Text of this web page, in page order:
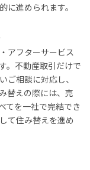
に進められます。
アフターサービス
。不動産取引だけで
ご相談に対応し、
替えの際には、売
てを一社で完結でき
て住み替えを進め